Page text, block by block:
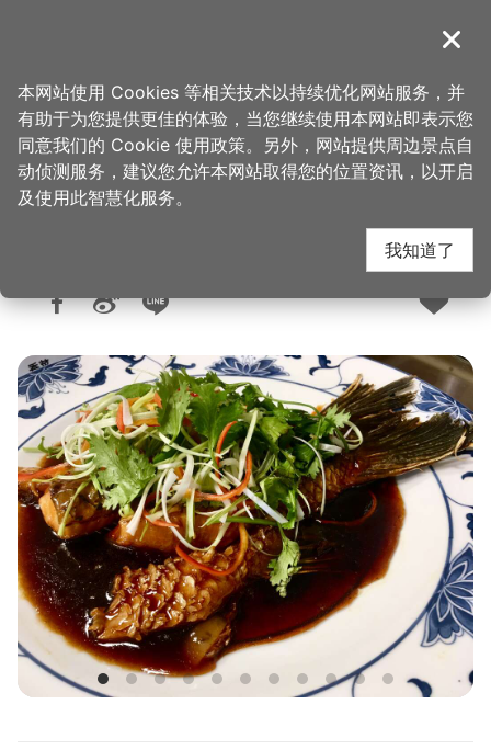
導覽
首页 > 想去的地方 > 美食、购物 > 美食快搜
宾帅活鱼湘菜餐厅
人气：1.8万
关闭
本网站使用 Cookies 等相关技术以持续优化网站服务，并
有助于为您提供更佳的体验，当您继续使用本网站即表示您
同意我们的 Cookie 使用政策。另外，网站提供周边景点自
动侦测服务，建议您允许本网站取得您的位置资讯，以开启
及使用此智慧化服务。
我知道了